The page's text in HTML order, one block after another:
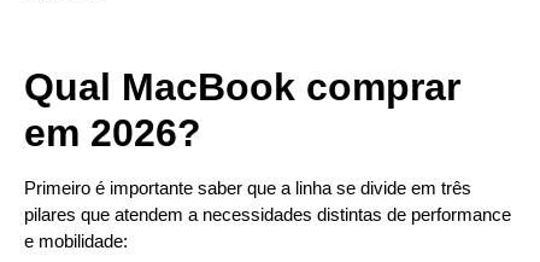
Qual MacBook comprar
em 2026?
Primeiro é importante saber que a linha se divide em três
pilares que atendem a necessidades distintas de performance
e mobilidade: